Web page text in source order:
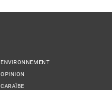
ENVIRONNEMENT
OPINION
CARAÏBE